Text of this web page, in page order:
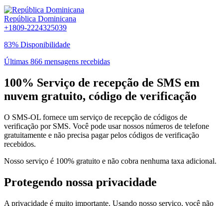
República Dominicana
+1809-2224325039
83% Disponibilidade
Últimas 866 mensagens recebidas
100% Serviço de recepção de SMS em
nuvem gratuito, código de verificação
O SMS-OL fornece um serviço de recepção de códigos de
verificação por SMS. Você pode usar nossos números de telefone
gratuitamente e não precisa pagar pelos códigos de verificação
recebidos.
Nosso serviço é 100% gratuito e não cobra nenhuma taxa adicional.
Protegendo nossa privacidade
A privacidade é muito importante. Usando nosso serviço, você não